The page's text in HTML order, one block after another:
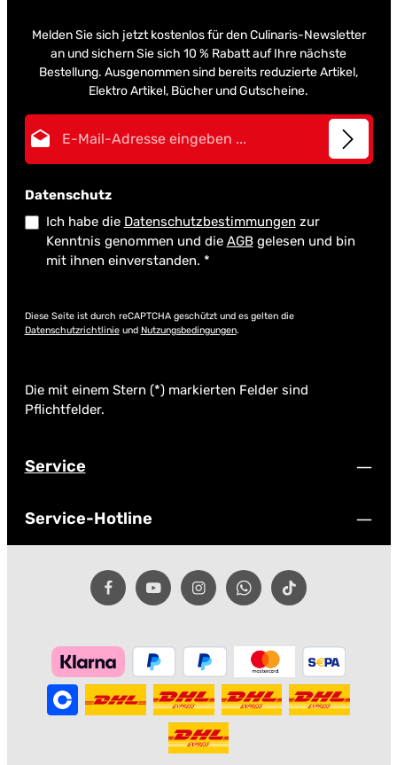
Melden Sie sich jetzt kostenlos für den Culinaris-Newsletter
an und sichern Sie sich 10 % Rabatt auf Ihre nächste
Bestellung. Ausgenommen sind bereits reduzierte Artikel,
Elektro Artikel, Bücher und Gutscheine.
Datenschutz
Ich habe die Datenschutzbestimmungen zur
Kenntnis genommen und die AGBgelesen und bin
mit ihnen einverstanden. *
Diese Seite ist durch reCAPTCHA geschützt und es gelten die
Datenschutzrichtlinieund Nutzungsbedingungen.
Die mit einem Stern (*) markierten Felder sind
Pflichtfelder.
Service
Service-Hotline